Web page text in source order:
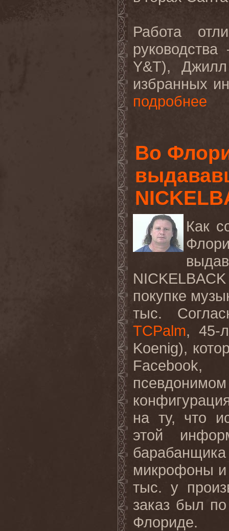
Работа
Y&T),
избранных
подробнее
Во
Как
NICKELBACK
покупке
тыс.
TCPalm, 45-
Koenig),
Facebook,
на ту, что
этой
микрофоны и
тыс. у
заказ был
Флориде.